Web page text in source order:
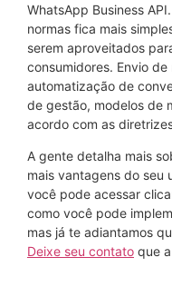
WhatsApp Business
normas fica mais
serem aproveitados
consumidores. Envio
automatização de
de gestão, modelos de
acordo com as
A gente detalha mais
mais vantagens do seu
você pode acessar
como você pode
mas já te adiantamos
Deixe seu contato que